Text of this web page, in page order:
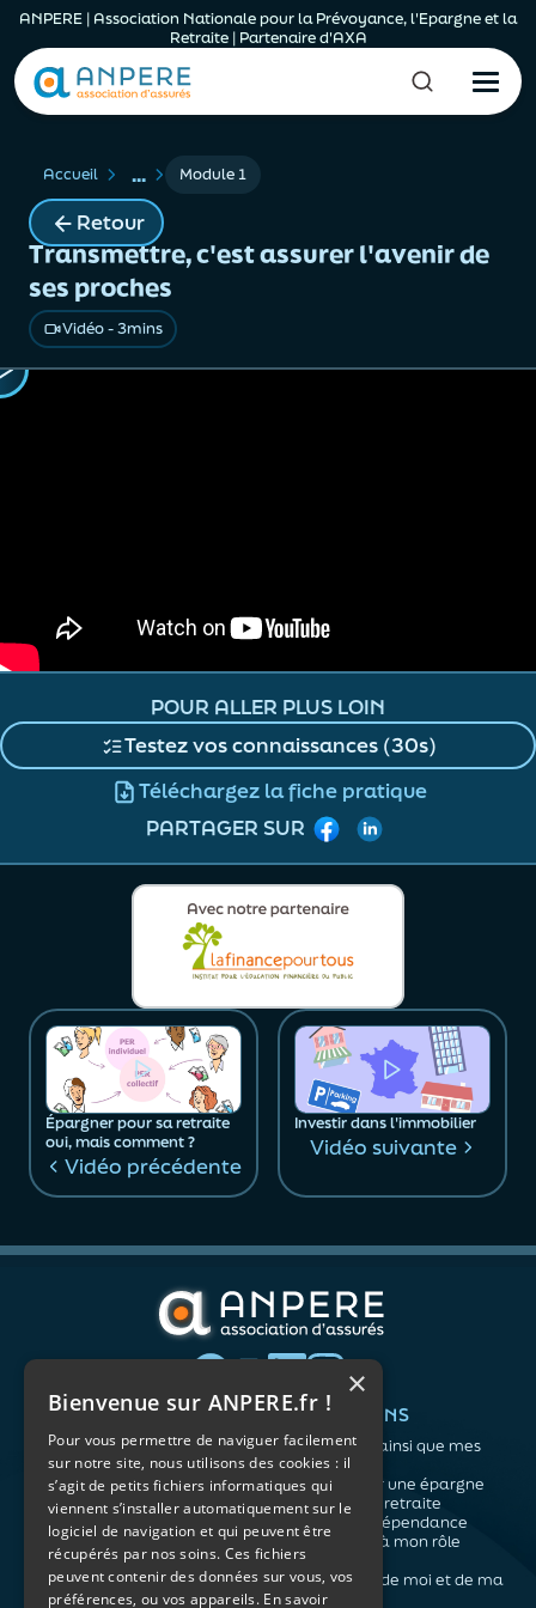
ANPERE | Association Nationale pour la Prévoyance, l'Epargne et la
Retraite | Partenaire d'AXA
Accueil ... Module 1
Retour
Transmettre, c'est assurer l'avenir de
ses proches
Vidéo - 3mins
POUR ALLER PLUS LOIN
Testez vos connaissances (30s)
Téléchargez la fiche pratique
PARTAGER SUR
Facebook
Vidéo précédente
Épargner pour sa retraite
oui, mais comment ?
Vidéo suivante
Investir dans l'immobilier
QUI SOMMES-NOUS ?
L'association
Notre organisation
L’équipe
Les atouts du contrat
associatif
VOS BESOINS
Me protéger ainsi que mes
proches
Me constituer une épargne
Préparer ma retraite
Anticiper la dépendance
Me préparer à mon rôle
d'aidant
Prendre soin de moi et de ma
santé
×
Bienvenue sur ANPERE.fr !
Pour vous permettre de naviguer facilement
sur notre site, nous utilisons des cookies : il
s’agit de petits fichiers informatiques qui
viennent s’installer automatiquement sur le
logiciel de navigation et qui peuvent être
récupérés par nos soins. Ces fichiers
peuvent contenir des données sur vous, vos
préférences, ou vos appareils. En savoir